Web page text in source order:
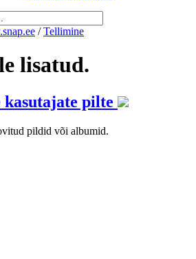
/ Tellimine
lisatud.
kasutajate pilte
pildid või albumid.